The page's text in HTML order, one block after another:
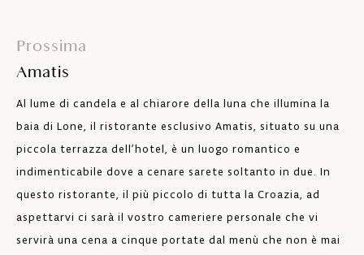
Prossima
Amatis
Al lume di candela e al chiarore della luna che illumina la
baia di Lone, il ristorante esclusivo Amatis, situato su una
piccola terrazza dell’hotel, è un luogo romantico e
indimenticabile dove a cenare sarete soltanto in due. In
questo ristorante, il più piccolo di tutta la Croazia, ad
aspettarvi ci sarà il vostro cameriere personale che vi
servirà una cena a cinque portate dal menù che non è mai